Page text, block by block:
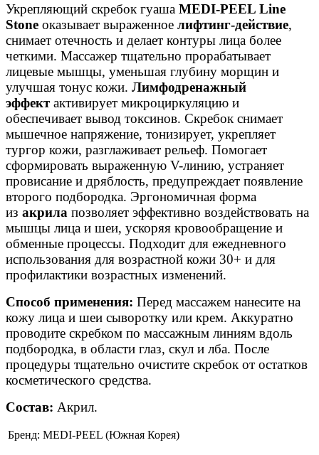
Укрепляющий скребок гуаша MEDI-PEEL Line
Stone оказывает выраженное лифтинг-действие,
снимает отечность и делает контуры лица более
четкими. Массажер тщательно прорабатывает
лицевые мышцы, уменьшая глубину морщин и
улучшая тонус кожи. Лимфодренажный
эффектактивирует микроциркуляцию и
обеспечивает вывод токсинов. Скребок снимает
мышечное напряжение, тонизирует, укрепляет
тургор кожи, разглаживает рельеф. Помогает
сформировать выраженную V-линию, устраняет
провисание и дряблость, предупреждает появление
второго подбородка. Эргономичная форма
из акрила позволяет эффективно воздействовать на
мышцы лица и шеи, ускоряя кровообращение и
обменные процессы. Подходит для ежедневного
использования для возрастной кожи 30+ и для
профилактики возрастных изменений.
Способ применения: Перед массажем нанесите на
кожу лица и шеи сыворотку или крем. Аккуратно
проводите скребком по массажным линиям вдоль
подбородка, в области глаз, скул и лба. После
процедуры тщательно очистите скребок от остатков
косметического средства.
Состав: Акрил.
Бренд: MEDI-PEEL (Южная Корея)